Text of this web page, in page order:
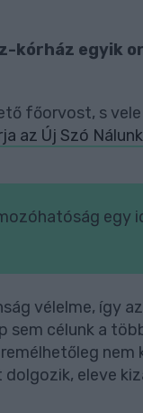
kórház egyik
főorvost, s
az Új Szó Nálunk
egy
vélelme, így
sem célunk a
nem
eleve